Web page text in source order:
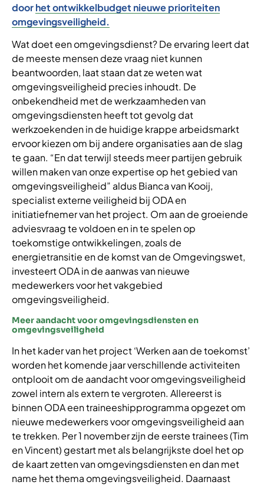
doorhet ontwikkelbudget nieuwe prioriteiten
omgevingsveiligheid.
Wat doet een omgevingsdienst? De ervaring leert dat
de meeste mensen deze vraag niet kunnen
beantwoorden, laat staan dat ze weten wat
omgevingsveiligheid precies inhoudt. De
onbekendheid met de werkzaamheden van
omgevingsdiensten heeft tot gevolg dat
werkzoekenden in de huidige krappe arbeidsmarkt
ervoor kiezen om bij andere organisaties aan de slag
te gaan. “En dat terwijl steeds meer partijen gebruik
willen maken van onze expertise op het gebied van
omgevingsveiligheid” aldus Bianca van Kooij,
specialist externe veiligheid bij ODA en
initiatiefnemer van het project. Om aan de groeiende
adviesvraag te voldoen en in te spelen op
toekomstige ontwikkelingen, zoals de
energietransitie en de komst van de Omgevingswet,
investeert ODA in de aanwas van nieuwe
medewerkers voor het vakgebied
omgevingsveiligheid.
Meer aandacht voor omgevingsdiensten en
omgevingsveiligheid
In het kader van het project ‘Werken aan de toekomst’
worden het komende jaar verschillende activiteiten
ontplooit om de aandacht voor omgevingsveiligheid
zowel intern als extern te vergroten. Allereerst is
binnen ODA een traineeshipprogramma opgezet om
nieuwe medewerkers voor omgevingsveiligheid aan
te trekken. Per 1 november zijn de eerste trainees (Tim
en Vincent) gestart met als belangrijkste doel het op
de kaart zetten van omgevingsdiensten en dan met
name het thema omgevingsveiligheid. Daarnaast